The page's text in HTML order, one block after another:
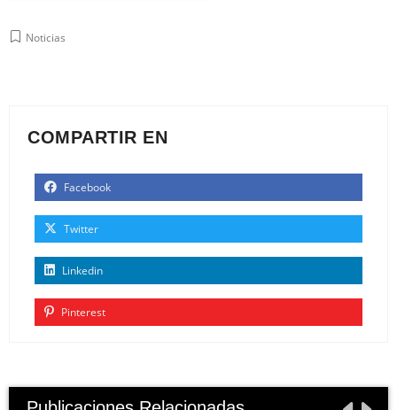
Noticias
COMPARTIR EN
Facebook
Twitter
Linkedin
Pinterest